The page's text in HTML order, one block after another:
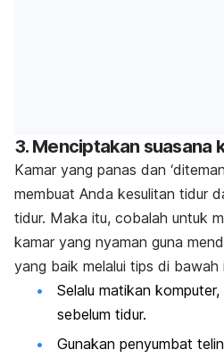
3. Menciptakan suasana
Kamar yang panas dan
membuat Anda kesulitan tidur
tidur. Maka itu, cobalah untuk
kamar yang nyaman guna
yang baik melalui tips di bawah
Selalu matikan
sebelum tidur.
Gunakan penyumbat